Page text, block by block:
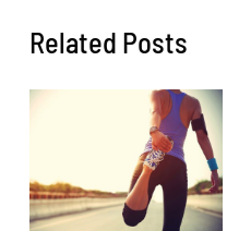
Related Posts